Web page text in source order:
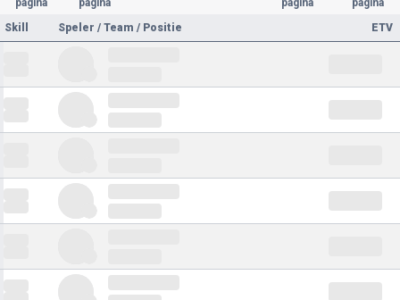
pagina
pagina
pagina
pagina
Skill
Speler / Team / Positie ETV